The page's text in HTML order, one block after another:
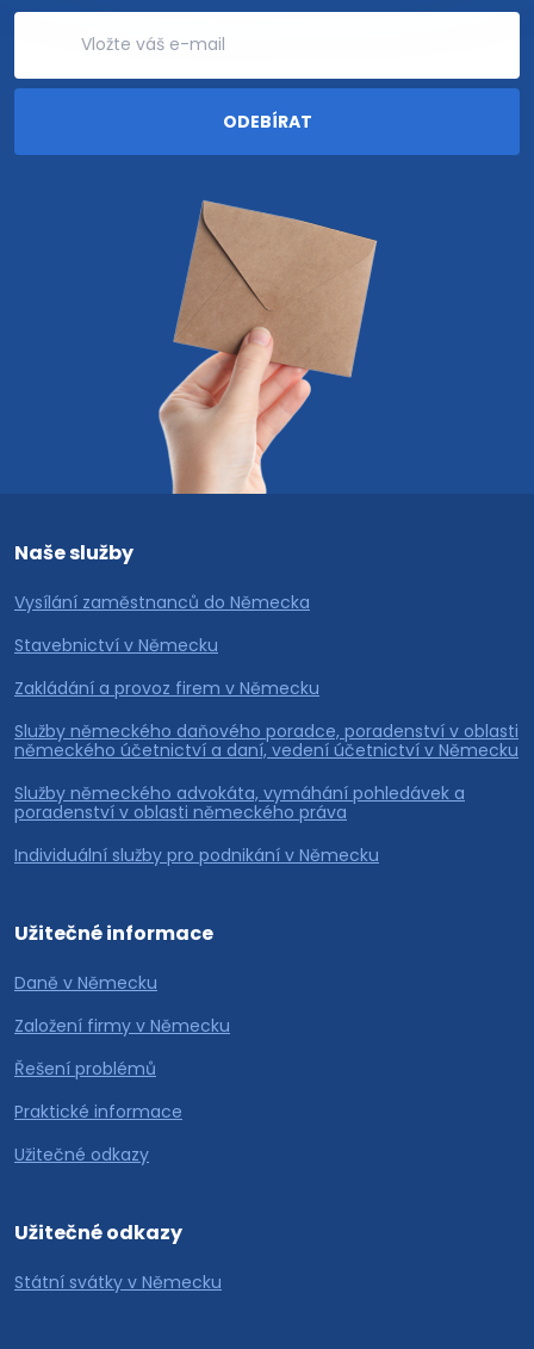
Naše služby
Vysílání zaměstnanců do Německa
Stavebnictví v Německu
Zakládání a provoz firem v Německu
Služby německého daňového poradce, poradenství v oblasti
německého účetnictví a daní, vedení účetnictví v Německu
Služby německého advokáta, vymáhání pohledávek a
poradenství v oblasti německého práva
Individuální služby pro podnikání v Německu
Užitečné informace
Daně v Německu
Založení firmy v Německu
Řešení problémů
Praktické informace
Užitečné odkazy
Užitečné odkazy
Státní svátky v Německu